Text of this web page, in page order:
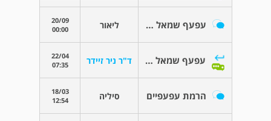
עפעף שמאל סגור יותר ליאור
20/09
00:00
עפעף שמאל סגור יותר ד"ר ניר זיידר
22/04
07:35
הרמת עפעפיים סיליה
18/03
12:54